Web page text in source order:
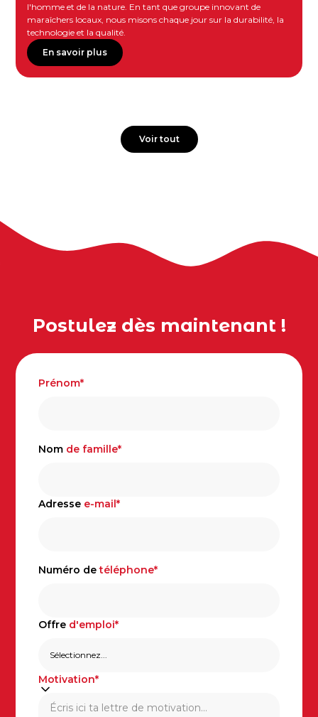
l'homme et de la nature. En tant que groupe innovant de
maraîchers locaux, nous misons chaque jour sur la durabilité, la
technologie et la qualité.
En savoir plus
Voir tout
Postulez dès maintenant !
Prénom*
Nom de famille*
Adresse e-mail*
Numéro detéléphone*
Offre d'emploi*
Motivation*